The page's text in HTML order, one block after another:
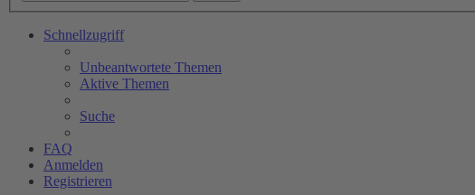
Schnellzugriff
Unbeantwortete Themen
Aktive Themen
Suche
FAQ
Anmelden
Registrieren